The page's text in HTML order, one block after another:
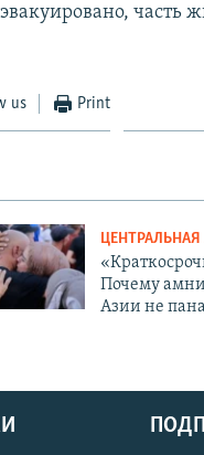
часть
us Print
ЦЕНТРАЛЬНАЯ
Почему
Азии не